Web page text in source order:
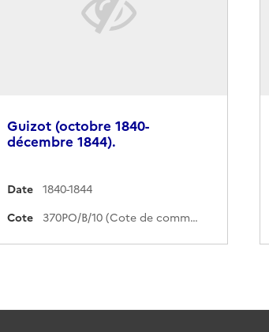
Guizot (octobre 1840-
décembre 1844).
Date 1840-1844
Cote
370PO/B/10 (Cote de commande)